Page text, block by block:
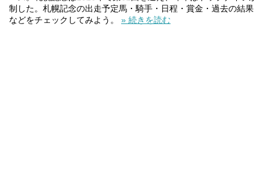
制した。札幌記念の出走予定馬・騎手・日程・賞金・過去の結果
などをチェックしてみよう。 » 続きを読む